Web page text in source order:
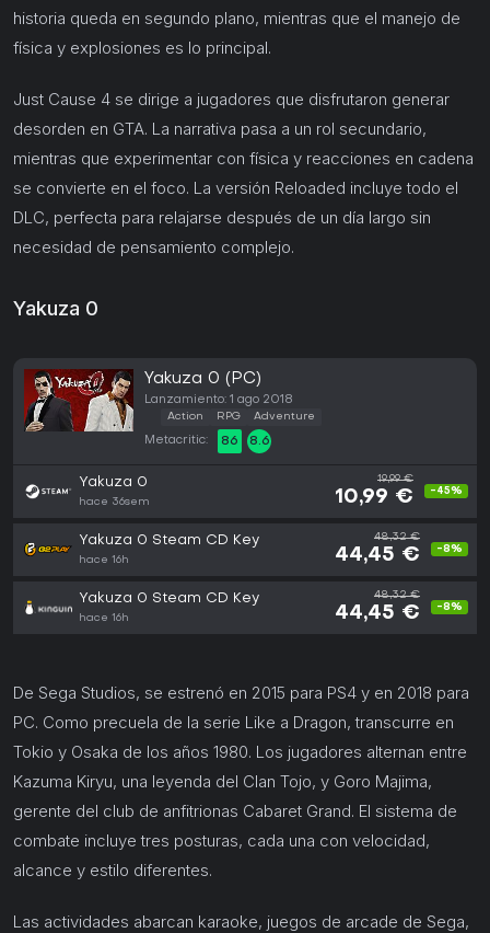
historia queda en segundo plano, mientras que el manejo de
física y explosiones es lo principal.
Just Cause 4 se dirige a jugadores que disfrutaron generar
desorden en GTA. La narrativa pasa a un rol secundario,
mientras que experimentar con física y reacciones en cadena
se convierte en el foco. La versión Reloaded incluye todo el
DLC, perfecta para relajarse después de un día largo sin
necesidad de pensamiento complejo.
Yakuza 0
Yakuza 0 (PC)
Lanzamiento: 1 ago 2018
Action RPG Adventure
Metacritic: 86 8.6
Yakuza 0
hace 36sem
19,99 €
10,99 € -45%
Yakuza 0 Steam CD Key
hace 16h
48,32 €
44,45 € -8%
Yakuza 0 Steam CD Key
hace 16h
48,32 €
44,45 € -8%
De Sega Studios, se estrenó en 2015 para PS4 y en 2018 para
PC. Como precuela de la serie Like a Dragon, transcurre en
Tokio y Osaka de los años 1980. Los jugadores alternan entre
Kazuma Kiryu, una leyenda del Clan Tojo, y Goro Majima,
gerente del club de anfitrionas Cabaret Grand. El sistema de
combate incluye tres posturas, cada una con velocidad,
alcance y estilo diferentes.
Las actividades abarcan karaoke, juegos de arcade de Sega,